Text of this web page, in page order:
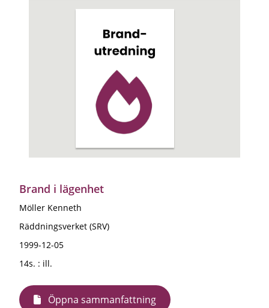
Brand i lägenhet
Möller Kenneth
Räddningsverket (SRV)
1999-12-05
14s. : ill.
Öppna sammanfattning